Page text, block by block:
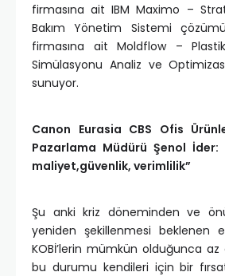
firmasına ait IBM Maximo –
Bakım Yönetim Sistemi
firmasına ait Moldflow –
Simülasyonu Analiz ve
sunuyor.
Canon Eurasia CBS Ofis
Pazarlama Müdürü Şenol İder:
maliyet,güvenlik, verimlilik”
Şu anki kriz döneminden ve
yeniden şekillenmesi beklenen
KOBİ’lerin mümkün olduğunca
bu durumu kendileri için bir